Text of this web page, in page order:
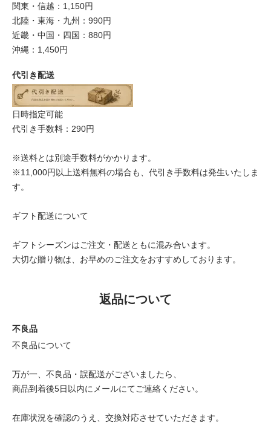
関東・信越：1,150円
北陸・東海・九州：990円
近畿・中国・四国：880円
沖縄：1,450円
代引き配送
日時指定可能
代引き手数料：290円
※送料とは別途手数料がかかります。
※11,000円以上送料無料の場合も、代引き手数料は発生いたしま
す。
ギフト配送について
ギフトシーズンはご注文・配送ともに混み合います。
大切な贈り物は、お早めのご注文をおすすめしております。
返品について
不良品
不良品について
万が一、不良品・誤配送がございましたら、
商品到着後5日以内にメールにてご連絡ください。
在庫状況を確認のうえ、交換対応させていただきます。